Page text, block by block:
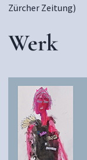
Zürcher Zeitung)
Werk